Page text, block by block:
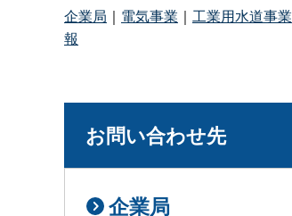
企業局 ｜ 電気事業 ｜ 工業用水道事業
報
お問い合わせ先
企業局